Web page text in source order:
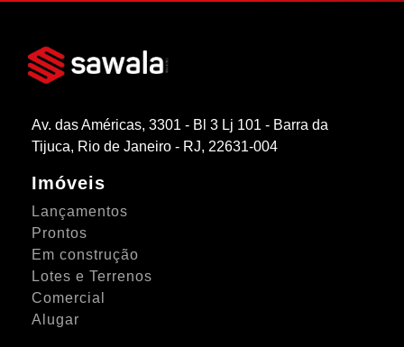
Av. das Américas, 3301 - Bl 3 Lj 101 - Barra da
Tijuca, Rio de Janeiro - RJ, 22631-004
Imóveis
Lançamentos
Prontos
Em construção
Lotes e Terrenos
Comercial
Alugar